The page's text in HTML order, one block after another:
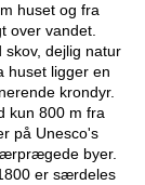
huset og fra
over vandet.
skov, dejlig natur
huset ligger en
krondyr.
kun 800 m fra
på Unesco's
byer.
er særdeles